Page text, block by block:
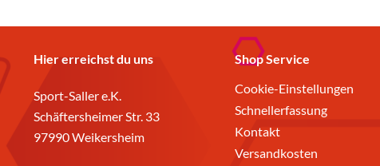
Hier erreichst du uns
Sport-Saller e.K.
Schäftersheimer Str. 33
97990 Weikersheim
Shop Service
Cookie-Einstellungen
Schnellerfassung
Kontakt
Versandkosten